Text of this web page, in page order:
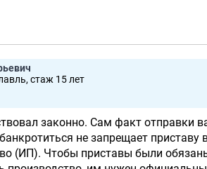
стаж 15 лет
законно. Сам факт отправки
не запрещает приставу
(ИП). Чтобы приставы были